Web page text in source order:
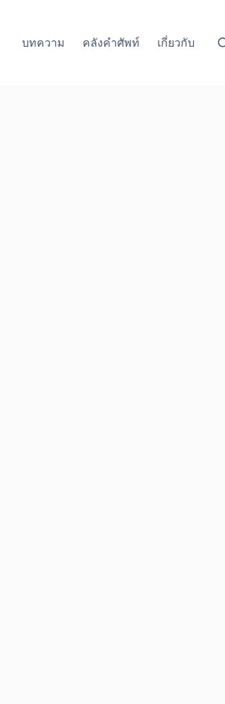
บทความ
คลังคำศัพท์ เกี่ยวกับ